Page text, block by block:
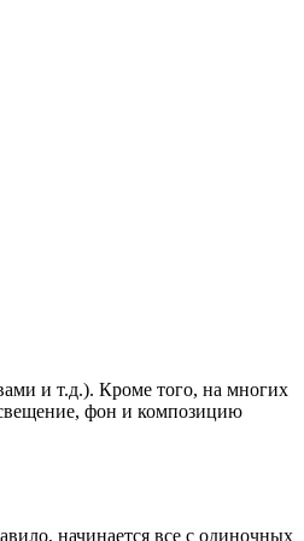
и т.д.). Кроме того, на многих
фон и композицию
начинается все с одиночных